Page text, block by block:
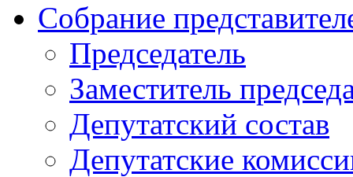
Собрание
Председатель
Заместитель
Депутатский состав
Депутатские